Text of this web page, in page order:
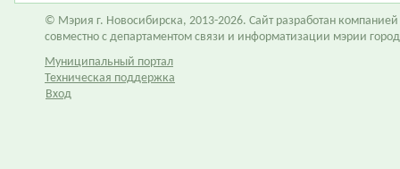
© Мэрия г. Новосибирска, 2013-2026. Сайт разработан компанией
совместно с департаментом связи и информатизации мэрии
Муниципальный портал
Техническая поддержка
Вход